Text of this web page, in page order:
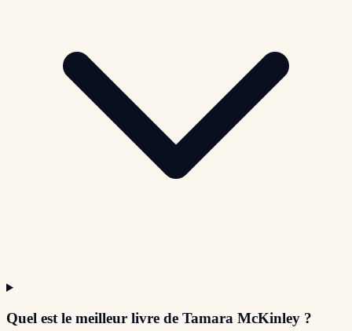
Quel est le meilleur livre de Tamara McKinley ?